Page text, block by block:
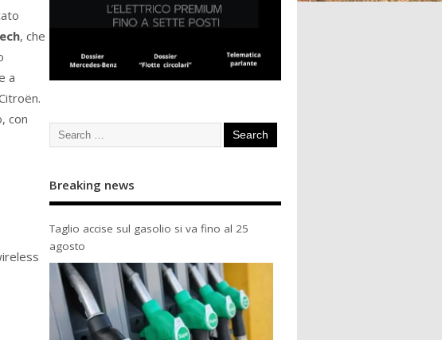
, che
a
con
Breaking news
Taglio accise sul gasolio si va fino al 25
agosto